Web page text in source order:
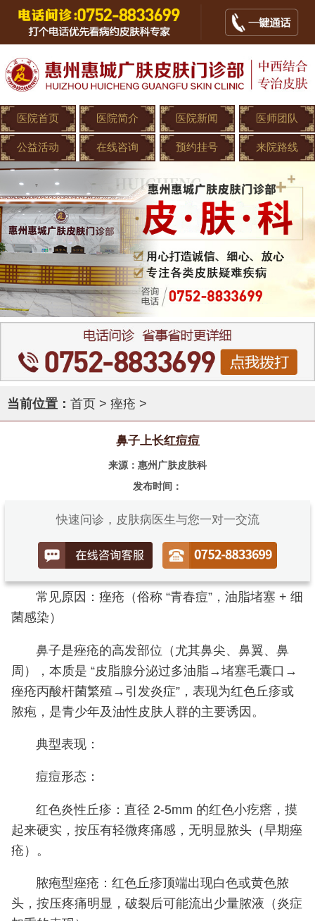
医院首页 医院简介 医院新闻 医师团队
公益活动 在线咨询 预约挂号 来院路线
当前位置： 首页> 痤疮 >
鼻子上长红痘痘
来源：惠州广肤皮肤科
发布时间：
快速问诊，皮肤病医生与您一对一交流
常见原因：痤疮（俗称 “青春痘”，油脂堵塞 + 细
菌感染）
鼻子是痤疮的高发部位（尤其鼻尖、鼻翼、鼻
周），本质是 “皮脂腺分泌过多油脂→堵塞毛囊口→
痤疮丙酸杆菌繁殖→引发炎症”，表现为红色丘疹或
脓疱，是青少年及油性皮肤人群的主要诱因。
典型表现：
痘痘形态：
红色炎性丘疹：直径 2-5mm 的红色小疙瘩，摸
起来硬实，按压有轻微疼痛感，无明显脓头（早期痤
疮）。
脓疱型痤疮：红色丘疹顶端出现白色或黄色脓
头，按压疼痛明显，破裂后可能流出少量脓液（炎症